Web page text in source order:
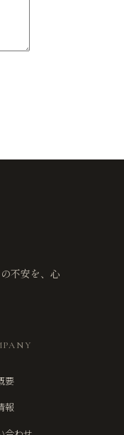
不安を、心
要
報